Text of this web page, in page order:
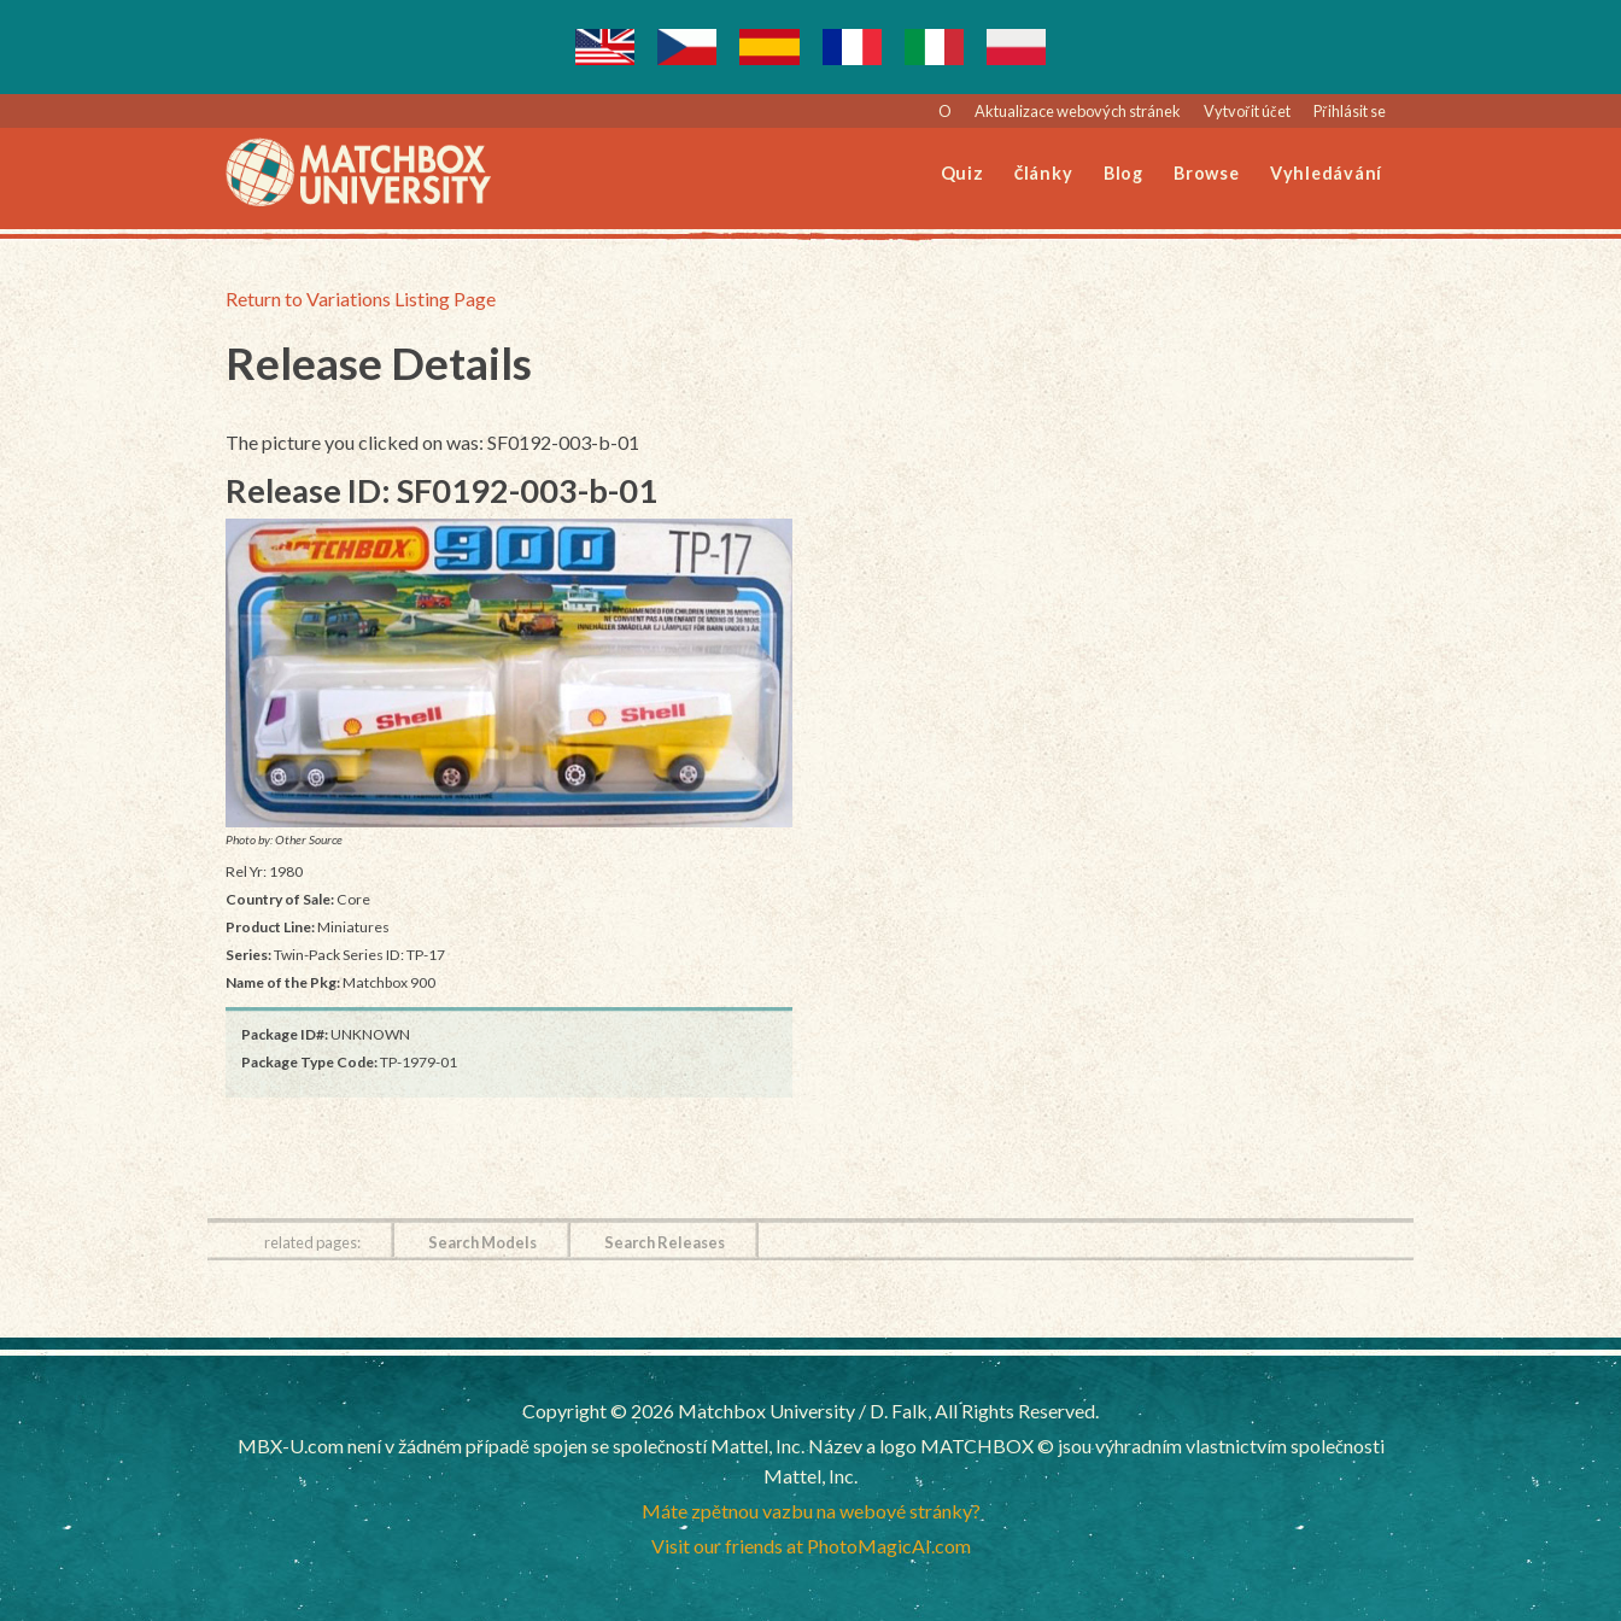
O Aktualizace webových stránek Vytvořit účet Přihlásit se
Quiz Články Blog Browse Vyhledávání
Return to Variations Listing Page
Release Details
The picture you clicked on was: SF0192-003-b-01
Release ID: SF0192-003-b-01
Photo by: Other Source
Rel Yr: 1980
Country of Sale:Core
Product Line:Miniatures
Series:Twin-Pack Series ID: TP-17
Name of the Pkg:Matchbox 900
Package ID#:UNKNOWN
Package Type Code:TP-1979-01
related pages: Search Models Search Releases
Copyright © 2026 Matchbox University / D. Falk, All Rights Reserved.
MBX-U.com není v žádném případě spojen se společností Mattel, Inc. Název a logo MATCHBOX © jsou výhradním vlastnictvím společnosti
Mattel, Inc.
Máte zpětnou vazbu na webové stránky?
Visit our friends at PhotoMagicAI.com